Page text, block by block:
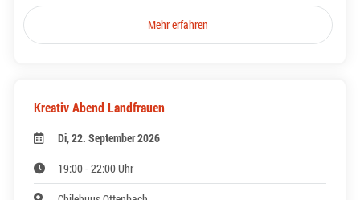
Mehr erfahren
Kreativ Abend Landfrauen
Di, 22. September 2026
19:00 - 22:00 Uhr